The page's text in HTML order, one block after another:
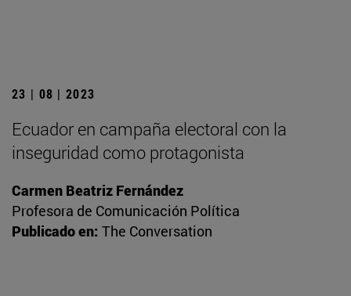
23 | 08 | 2023
Ecuador en campaña electoral con la
inseguridad como protagonista
Carmen Beatriz Fernández
Profesora de Comunicación Política
Publicado en: The Conversation